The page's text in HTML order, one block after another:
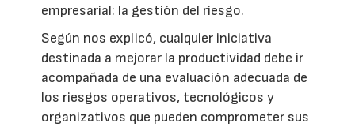
empresarial: la gestión del riesgo.
Según nos explicó, cualquier iniciativa
destinada a mejorar la productividad debe ir
acompañada de una evaluación adecuada de
los riesgos operativos, tecnológicos y
organizativos que pueden comprometer sus